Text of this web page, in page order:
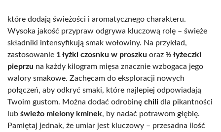
które dodają świeżości i aromatycznego charakteru.
Wysoka jakość przypraw odgrywa kluczową rolę – świeże
składniki intensyfikują smak wołowiny. Na przykład,
zastosowanie 1 łyżki czosnku w proszku oraz ½ łyżeczki
pieprzu na każdy kilogram mięsa znacznie wzbogaca jego
walory smakowe. Zachęcam do eksploracji nowych
połączeń, aby odkryć smaki, które najlepiej odpowiadają
Twoim gustom. Można dodać odrobinę chili dla pikantności
lub świeżo mielony kminek, by nadać potrawom głębię.
Pamiętaj jednak, że umiar jest kluczowy – przesadna ilość